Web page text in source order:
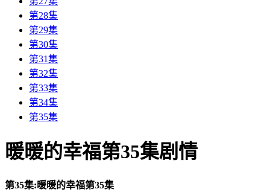
第28集
第29集
第30集
第31集
第32集
第33集
第34集
第35集
暖暖的幸福第35集剧情
第35集:暖暖的幸福第35集